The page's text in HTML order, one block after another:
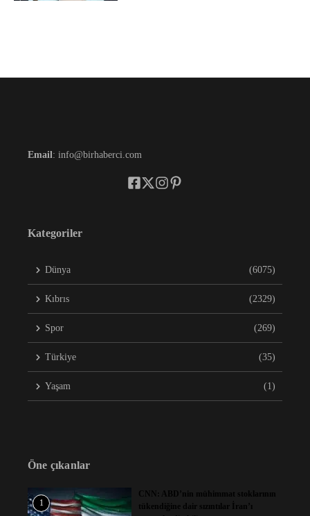
Email: info@birhaberci.com
Kategoriler
Dünya (6075)
Kıbrıs (2329)
Spor (269)
Türkiye (35)
Yaşam (1)
Öne çıkanlar
1
CNN: ABD’nin mühimmat stoklarının
tükendiğine dair sızıntılar İran’ı